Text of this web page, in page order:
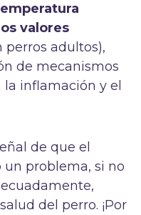
valores
perros adultos),
de mecanismos
inflamación y el
de que el
problema, si no
del perro. ¡Por